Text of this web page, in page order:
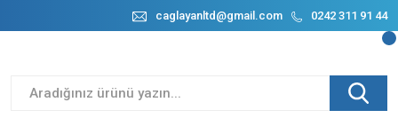
caglayanltd@gmail.com 0242 311 91 44